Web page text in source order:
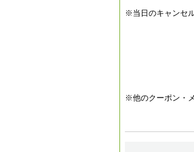
※当日のキャンセ
※他のクーポン・